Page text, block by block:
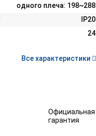
одного плеча: 198~288
IP20
24
Все характеристики
Официальная
гарантия